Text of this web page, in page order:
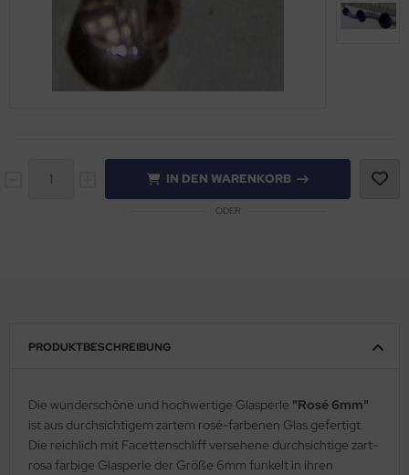
IN DEN WARENKORB
ODER
PRODUKTBESCHREIBUNG
Die wunderschöne und hochwertige Glasperle "Rosé 6mm"
ist aus durchsichtigem zartem rosé-farbenen Glas gefertigt.
Die reichlich mit Facettenschliff versehene durchsichtige zart-
rosa farbige Glasperle der Größe 6mm funkelt in ihren